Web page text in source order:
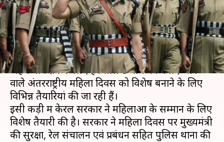
लेखन भारत शर्मा Mar 07, 2020 02:29 pm
क्या है खबर?
महिलाओं की ओर से अलग-अलग क्षेत्रों में दिए गए अपने
अहम योगदान के लिए हर साल 8 मार्च को मनाए जाने
वाले अंतरराष्ट्रीय महिला दिवस को विशेष बनाने के लिए
विभिन्न तैयारियां की जा रही हैं।
इसी कड़ी में केरल सरकार ने महिलाओं के सम्मान के लिए
विशेष तैयारी की है। सरकार ने महिला दिवस पर मुख्यमंत्री
की सुरक्षा, रेल संचालन एवं प्रबंधन सहित पुलिस थानों की